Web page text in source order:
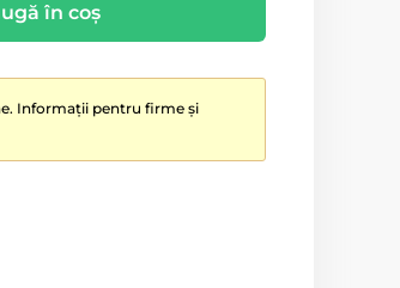
în coș
Informații pentru firme și